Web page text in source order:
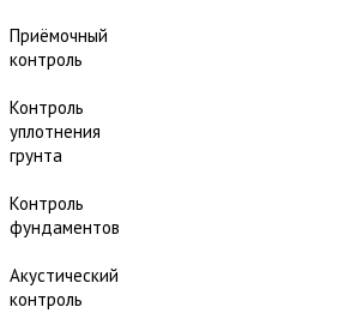
Приёмочный
контроль
Контроль
уплотнения
грунта
Контроль
фундаментов
Акустический
контроль